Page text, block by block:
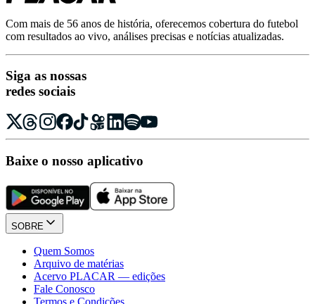
Com mais de 56 anos de história, oferecemos cobertura do futebol
com resultados ao vivo, análises precisas e notícias atualizadas.
Siga as nossas
redes sociais
Baixe o nosso aplicativo
SOBRE
Quem Somos
Arquivo de matérias
Acervo PLACAR — edições
Fale Conosco
Termos e Condições